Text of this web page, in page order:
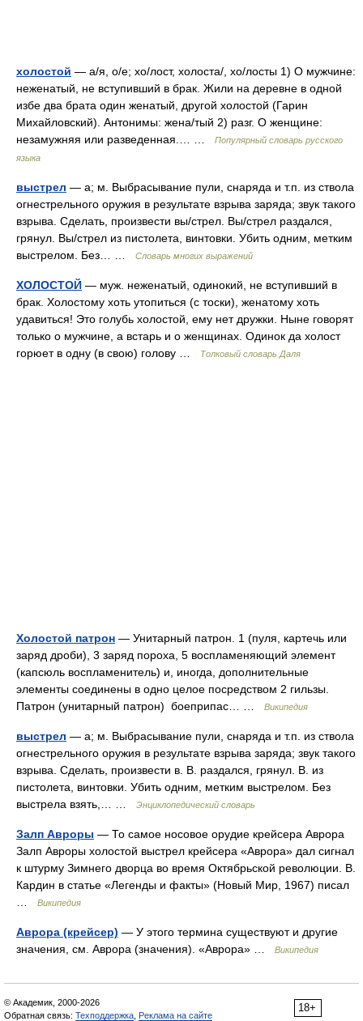
холостой — а/я, о/е; хо/лост, холоста/, хо/лосты 1) О мужчине:
неженатый, не вступивший в брак. Жили на деревне в одной
избе два брата один женатый, другой холостой (Гарин
Михайловский). Антонимы: жена/тый 2) разг. О женщине:
незамужняя или разведенная.… …
Популярный словарь русского
языка
выстрел — а; м. Выбрасывание пули, снаряда и т.п. из ствола
огнестрельного оружия в результате взрыва заряда; звук такого
взрыва. Сделать, произвести вы/стрел. Вы/стрел раздался,
грянул. Вы/стрел из пистолета, винтовки. Убить одним, метким
выстрелом. Без… …
Словарь многих выражений
ХОЛОСТОЙ — муж. неженатый, одинокий, не вступивший в
брак. Холостому хоть утопиться (с тоски), женатому хоть
удавиться! Это голубь холостой, ему нет дружки. Ныне говорят
только о мужчине, а встарь и о женщинах. Одинок да холост
горюет в одну (в свою) голову …
Толковый словарь Даля
Холостой патрон — Унитарный патрон. 1 (пуля, картечь или
заряд дроби), 3 заряд пороха, 5 воспламеняющий элемент
(капсюль воспламенитель) и, иногда, дополнительные
элементы соединены в одно целое посредством 2 гильзы.
Патрон (унитарный патрон) боеприпас… …
Википедия
выстрел — а; м. Выбрасывание пули, снаряда и т.п. из ствола
огнестрельного оружия в результате взрыва заряда; звук такого
взрыва. Сделать, произвести в. В. раздался, грянул. В. из
пистолета, винтовки. Убить одним, метким выстрелом. Без
выстрела взять,… …
Энциклопедический словарь
Залп Авроры — То самое носовое орудие крейсера Аврора
Залп Авроры холостой выстрел крейсера «Аврора» дал сигнал
к штурму Зимнего дворца во время Октябрьской революции. В.
Кардин в статье «Легенды и факты» (Новый Мир, 1967) писал
Википедия
Аврора (крейсер) — У этого термина существуют и другие
значения, см. Аврора (значения). «Аврора» …
Википедия
18+
© Академик, 2000-2026
Обратная связь: Техподдержка Реклама на сайте